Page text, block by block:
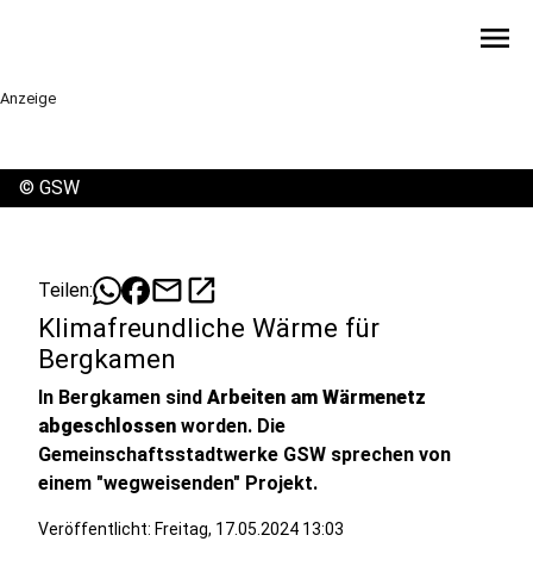
menu
Anzeige
© GSW
Teilen: mailopen_in_new
Klimafreundliche Wärme für
Bergkamen
In Bergkamen sind Arbeiten am Wärmenetz
abgeschlossen worden. Die
Gemeinschaftsstadtwerke GSW sprechen von
einem "wegweisenden" Projekt.
Veröffentlicht: Freitag, 17.05.2024 13:03